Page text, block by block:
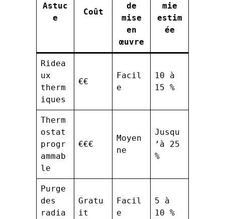
Astuc
e
Coût
de
mise
en
œuvre
mie
estim
ée
Ridea
ux
therm
iques
€€
Facil
e
10 à
15 %
Therm
ostat
progr
ammab
le
€€€
Moyen
ne
Jusqu
’à 25
%
Purge
des
radia
Gratu
it
Facil
e
5 à
10 %